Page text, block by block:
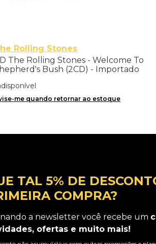
Rolling Stones
The Rolling Stones - Welcome To
Bush (2CD) - Importado
me quando retornar ao estoque
TAL 5% DE
COMPRA?
a newsletter você recebe um
ofertas e muito mais!